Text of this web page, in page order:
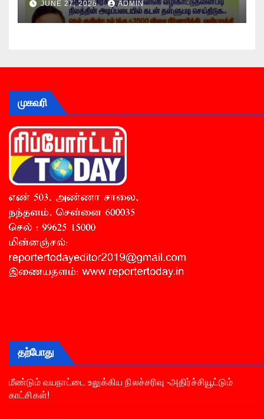
JUNE 27, 2026 ADMIN
முகவரி
தற்போது
மீண்டும் வயநாட்டை உலுக்கிய நிலச்சரிவு -அதிர்ச்சியூட்டும்
காட்சிகள்!